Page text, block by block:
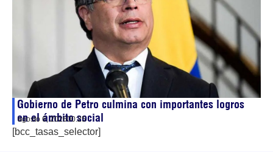
Gobierno de Petro culmina con importantes logros
en el ámbito social
agosto 6, 202600:25
[bcc_tasas_selector]